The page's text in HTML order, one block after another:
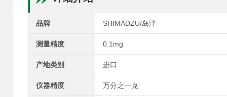
品牌 SHIMADZU/岛津
测量精度 0.1mg
产地类别 进口
仪器精度 万分之一克